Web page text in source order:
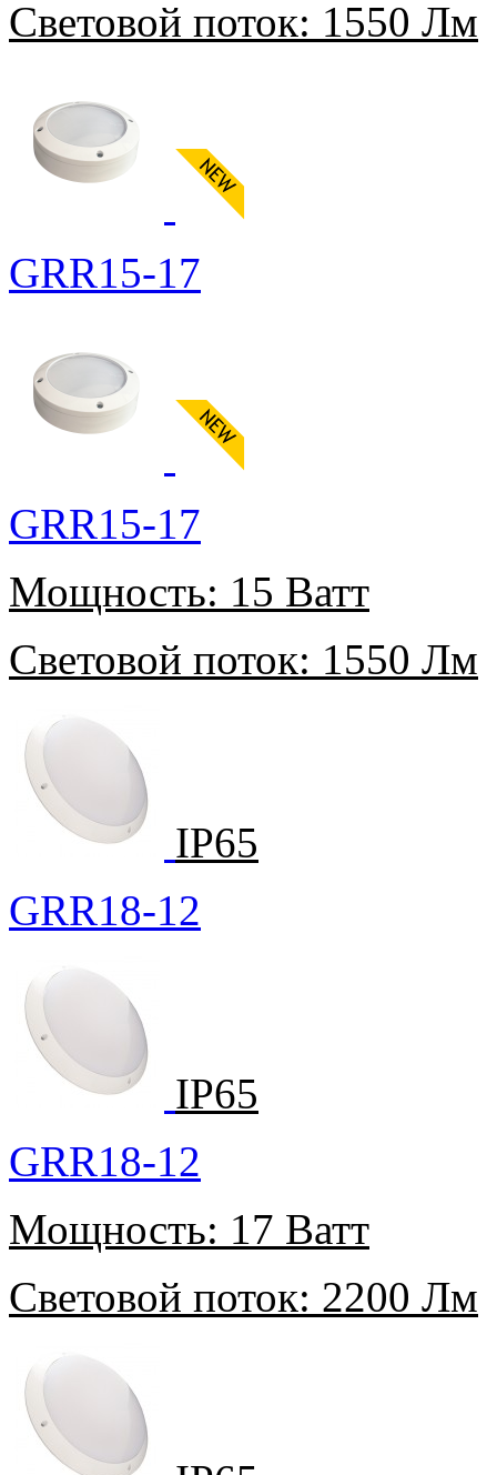
Световой поток: 1550 Лм
GRR15-17
GRR15-17
Мощность: 15 Ватт
Световой поток: 1550 Лм
IP65
GRR18-12
IP65
GRR18-12
Мощность: 17 Ватт
Световой поток: 2200 Лм